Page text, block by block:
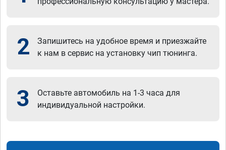
2
Запишитесь на удобное время и приезжайте
к нам в сервис на установку чип тюнинга.
3
Оставьте автомобиль на 1-3 часа для
индивидуальной настройки.